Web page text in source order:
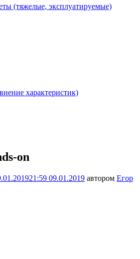
(тяжелые, эксплуатируемые)
характеристик)
on
21:59 09.01.2019 автором Егор